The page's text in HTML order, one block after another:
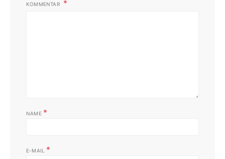
KOMMENTAR
NAME *
E-MAIL *